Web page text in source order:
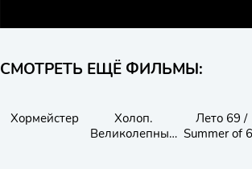
СМОТРЕТЬ ЕЩЁ ФИЛЬМЫ:
Хормейстер
Холоп.
Великолепный
Лето 69 /
Summer of